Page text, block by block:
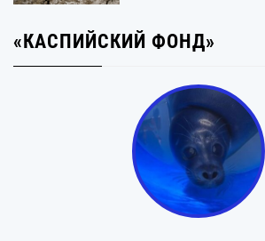
«КАСПИЙСКИЙ ФОНД»